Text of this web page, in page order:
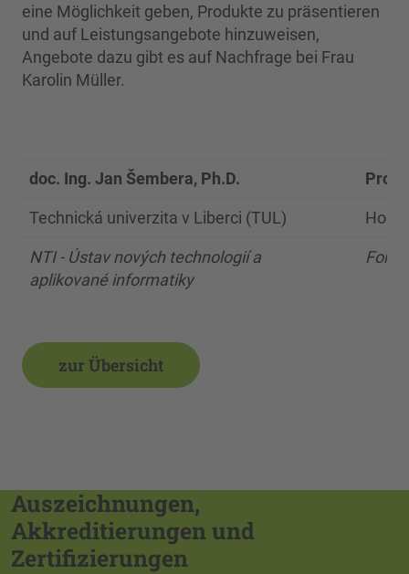
eine Möglichkeit geben, Produkte zu präsentieren
und auf Leistungsangebote hinzuweisen,
Angebote dazu gibt es auf Nachfrage bei Frau
Karolin Müller.
doc. Ing. Jan Šembera, Ph.D. Prof.
Technická univerzita v Liberci (TUL)
NTI - Ústav nových technologií a
aplikované informatiky
zur Übersicht
Auszeichnungen,
Akkreditierungen und
Zertifizierungen